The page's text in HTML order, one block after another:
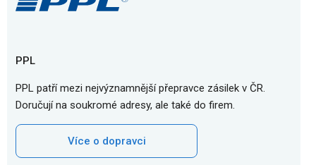
PPL
PPL patří mezi nejvýznamnější přepravce zásilek v ČR.
Doručují na soukromé adresy, ale také do firem.
Více o dopravci